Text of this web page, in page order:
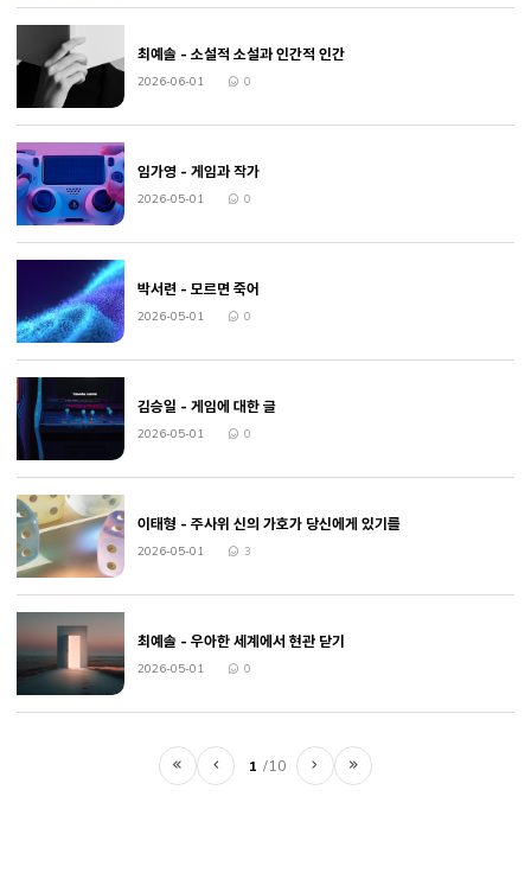
최예솔 - 소설적 소설과 인간적 인간
작성일
2026-06-01 댓글수
0
임가영 - 게임과 작가
작성일
2026-05-01 댓글수
0
박서련 - 모르면 죽어
작성일
2026-05-01 댓글수
0
김승일 - 게임에 대한 글
작성일
2026-05-01 댓글수
0
이태형 - 주사위 신의 가호가 당신에게 있기를
작성일
2026-05-01 댓글수
3
최예솔 - 우아한 세계에서 현관 닫기
작성일
2026-05-01 댓글수
0
처음 이전 1 10 다음 마지막